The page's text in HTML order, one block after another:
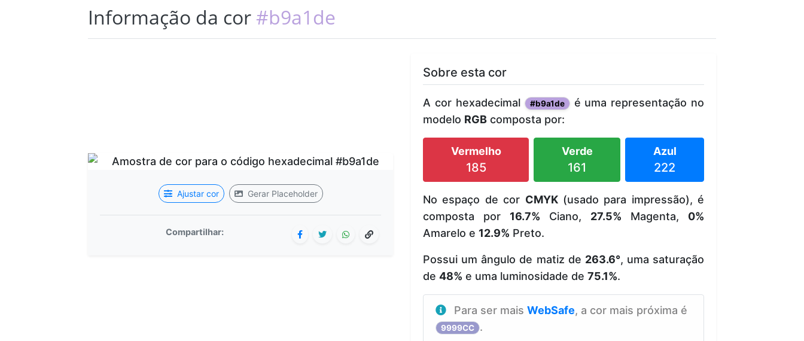
Informação da cor #b9a1de
Ajustar cor Gerar Placeholder
Compartilhar:
Sobre esta cor
A cor hexadecimal #b9a1de é uma representação no
modelo RGB composta por:
Vermelho
185
Verde
161
Azul
222
No espaço de cor CMYK(usado para impressão), é
composta por 16.7% Ciano, 27.5% Magenta, 0%
Amarelo e 12.9% Preto.
Possui um ângulo de matiz de 263.6°, uma saturação
de 48% e uma luminosidade de 75.1%.
Para ser mais WebSafe, a cor mais próxima é
9999CC .